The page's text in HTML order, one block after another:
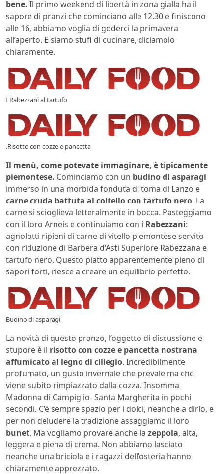
bene. Il primo weekend di libertà in zona gialla ha il
sapore di pranzi che cominciano alle 12.30 e finiscono
alle 16, abbiamo voglia di goderci la primavera
all’aperto. E siamo stufi di cucinare, diciamolo
chiaramente.
I Rabezzani al tartufo
.Risotto con cozze e pancetta
Il menù, come potevate immaginare, è tipicamente
piemontese. Cominciamo con un budino di asparagi
immerso in una morbida fonduta di toma di Lanzo e
carne cruda battuta al coltello con tartufo nero. La
carne si scioglieva letteralmente in bocca. Pasteggiamo
con il loro Arneis e continuiamo con i Rabezzani:
agnolotti ripieni di carne di vitello piemontese servito
con riduzione di Barbera d’Asti Superiore Rabezzana e
tartufo nero. Questo piatto apparentemente pieno di
sapori forti, riesce a creare un equilibrio perfetto.
Budino di asparagi
La novità di questo pranzo, l’oggetto di discussione e
stupore è il risotto con cozze e pancetta nostrana
affumicato al legno di ciliegio. Incredibilmente
profumato, un gusto invernale che prevale ma che
viene subito rimpiazzato dalla cozza. Insomma
Madonna di Campiglio- Santa Margherita in pochi
secondi. C’è sempre spazio per i dolci, neanche a dirlo, e
per non deludere la tradizione assaggiamo il loro
bunet. Ma vogliamo provare anche la zeppola, alta,
leggera e piena di crema. Non abbiamo lasciato
neanche una briciola e i ragazzi dell’osteria hanno
chiaramente apprezzato.